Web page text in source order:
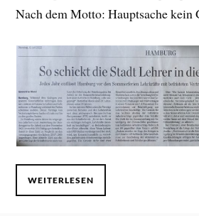
Nach dem Motto: Hauptsache kein
WEITERLESEN